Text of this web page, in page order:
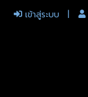
เข้าสู่ระบบ